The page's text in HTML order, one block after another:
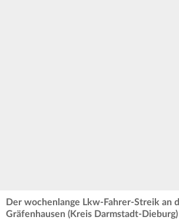
Der wochenlange Lkw-Fahrer-Streik an
Gräfenhausen (Kreis Darmstadt-